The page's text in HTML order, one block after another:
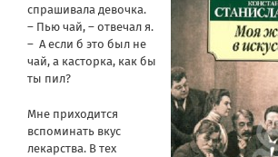
спрашивала девочка.
– Пью чай, – отвечал я.
– А если б это был не
чай, а касторка, как бы
ты пил?
Мне приходится
вспоминать вкус
лекарства. В тех